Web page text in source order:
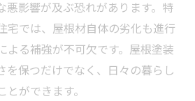
フターサービス内容を解説
のサポート体制を比較する方
証期間や内容に注目しよう
悪影響が及ぶ恐れがあります。特
宅では、屋根材自体の劣化も進行
よる補強が不可欠です。屋根塗装
を保つだけでなく、日々の暮らし
ができます。